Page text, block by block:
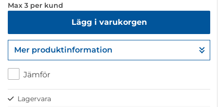
Max 3 per kund
Lägg i varukorgen
Gå till kassan
Mer produktinformation
Jämför
Lagervara